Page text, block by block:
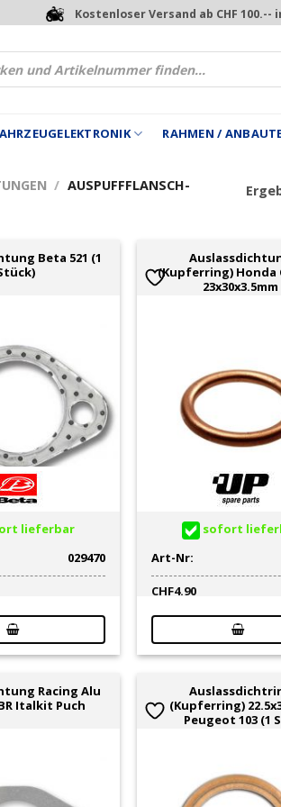
Kostenloser Versand ab CHF 100.--
RAHMEN /
/ AUSPUFFFLANSCH-
Beta 521 (1
lieferbar
029470
(Kupferring) Honda
23x30x3.5mm
sofort
Art-Nr:
CHF4.90
Racing Alu
Italkit Puch
(Kupferring)
Peugeot 103 (1